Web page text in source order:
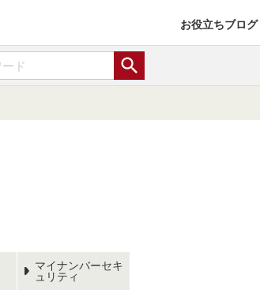
お役立ちブログ

マイナンバーセキ
ュリティ